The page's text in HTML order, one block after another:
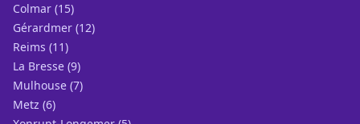
Colmar (15)
Gérardmer (12)
Reims (11)
La Bresse (9)
Mulhouse (7)
Metz (6)